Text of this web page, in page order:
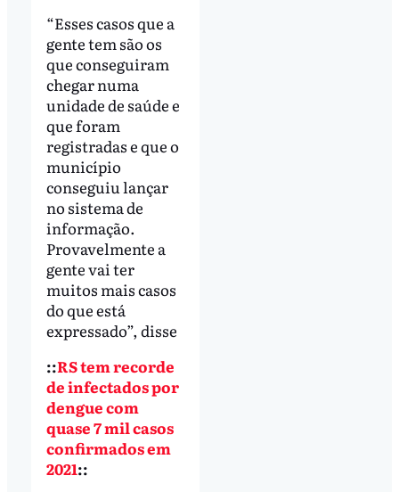
“Esses casos que a
gente tem são os
que conseguiram
chegar numa
unidade de saúde e
que foram
registradas e que o
município
conseguiu lançar
no sistema de
informação.
Provavelmente a
gente vai ter
muitos mais casos
do que está
expressado”, disse
::RS tem recorde
de infectados por
dengue com
quase 7 mil casos
confirmados em
2021::